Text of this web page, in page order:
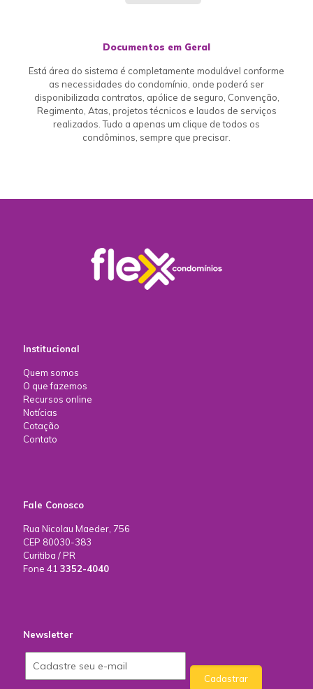
Documentos em Geral
Está área do sistema é completamente modulável conforme
as necessidades do condomínio, onde poderá ser
disponibilizada contratos, apólice de seguro, Convenção,
Regimento, Atas, projetos técnicos e laudos de serviços
realizados. Tudo a apenas um clique de todos os
condôminos, sempre que precisar.
Institucional
Quem somos
O que fazemos
Recursos online
Notícias
Cotação
Contato
Fale Conosco
Rua Nicolau Maeder, 756
CEP 80030-383
Curitiba / PR
Fone 41 3352-4040
Newsletter